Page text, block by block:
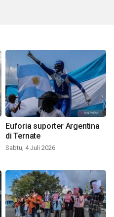
Euforia suporter Argentina
di Ternate
Sabtu, 4 Juli 2026